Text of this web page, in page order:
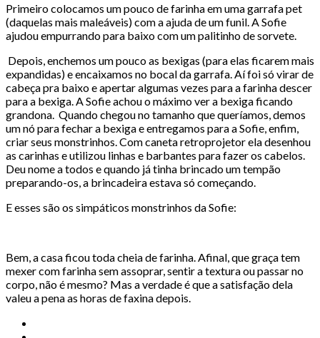
Primeiro colocamos um pouco de farinha em uma garrafa pet
(daquelas mais maleáveis) com a ajuda de um funil. A Sofie
ajudou empurrando para baixo com um palitinho de sorvete.
Depois, enchemos um pouco as bexigas (para elas ficarem mais
expandidas) e encaixamos no bocal da garrafa. Aí foi só virar de
cabeça pra baixo e apertar algumas vezes para a farinha descer
para a bexiga. A Sofie achou o máximo ver a bexiga ficando
grandona. Quando chegou no tamanho que queríamos, demos
um nó para fechar a bexiga e entregamos para a Sofie, enfim,
criar seus monstrinhos. Com caneta retroprojetor ela desenhou
as carinhas e utilizou linhas e barbantes para fazer os cabelos.
Deu nome a todos e quando já tinha brincado um tempão
preparando-os, a brincadeira estava só começando.
E esses são os simpáticos monstrinhos da Sofie:
Bem, a casa ficou toda cheia de farinha. Afinal, que graça tem
mexer com farinha sem assoprar, sentir a textura ou passar no
corpo, não é mesmo? Mas a verdade é que a satisfação dela
valeu a pena as horas de faxina depois.